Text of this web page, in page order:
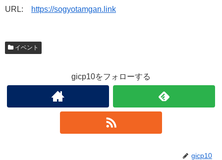
URL:
https://sogyotamgan.link
イベント
gicp10をフォローする
gicp10